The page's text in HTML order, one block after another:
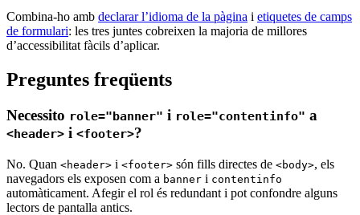
Combina-ho amb declarar l’idioma de la pàgina i etiquetes de camps
de formulari: les tres juntes cobreixen la majoria de millores
d’accessibilitat fàcils d’aplicar.
Preguntes freqüents
Necessito role="banner" i role="contentinfo" a
<header> i <footer>?
No. Quan <header> i <footer> són fills directes de <body>, els
navegadors els exposen com a banner i contentinfo
automàticament. Afegir el rol és redundant i pot confondre alguns
lectors de pantalla antics.